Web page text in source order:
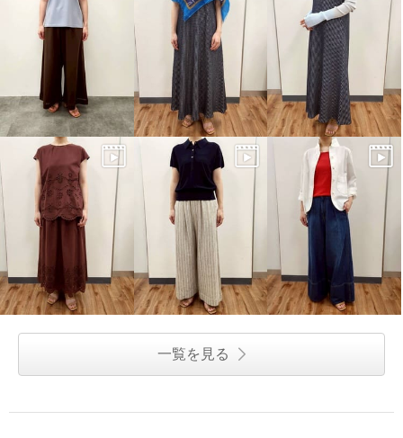
一覧を見る